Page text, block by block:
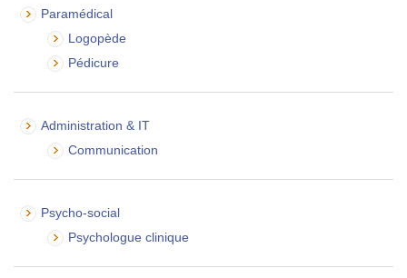
Paramédical
Logopède
Pédicure
Administration & IT
Communication
Psycho-social
Psychologue clinique